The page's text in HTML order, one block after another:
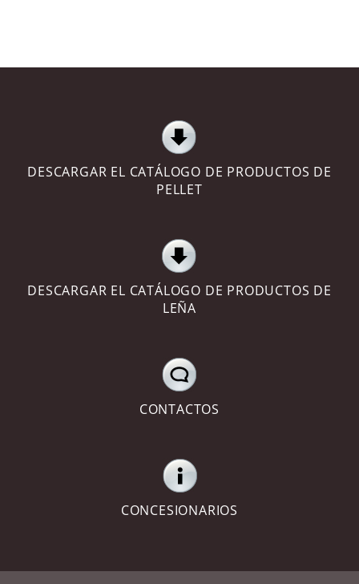
DESCARGAR EL CATÁLOGO DE PRODUCTOS DE
PELLET
DESCARGAR EL CATÁLOGO DE PRODUCTOS DE
LEÑA
CONTACTOS
CONCESIONARIOS